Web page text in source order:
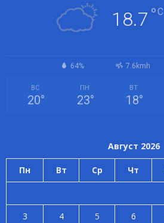
18.7 °C
64% 7.6kmh
ВС
20°
ПН
23°
ВТ
18°
Август 2026
Пн Вт Ср Чт
3
4 5 6